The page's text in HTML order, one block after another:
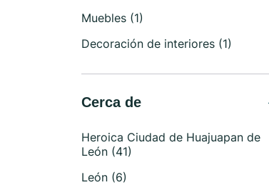
Muebles (1)
Decoración de interiores (1)
Cerca de
Heroica Ciudad de Huajuapan de
León (41)
León (6)